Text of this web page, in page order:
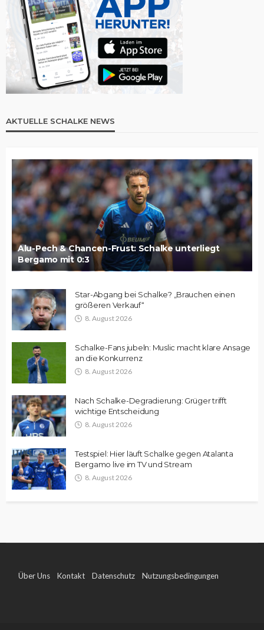
AKTUELLE SCHALKE NEWS
Alu-Pech & Chancen-Frust: Schalke unterliegt
Bergamo mit 0:3
Star-Abgang bei Schalke? „Brauchen einen
größeren Verkauf“
8. August 2026
Schalke-Fans jubeln: Muslic macht klare Ansage
an die Konkurrenz
8. August 2026
Nach Schalke-Degradierung: Grüger trifft
wichtige Entscheidung
8. August 2026
Testspiel: Hier läuft Schalke gegen Atalanta
Bergamo live im TV und Stream
8. August 2026
Über Uns Kontakt Datenschutz Nutzungsbedingungen